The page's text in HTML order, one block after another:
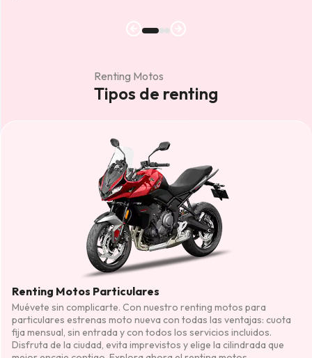
Renting Motos
Tipos de renting
Renting Motos Particulares
Muévete sin complicarte. Con nuestro renting motos para
particulares estrenas moto nueva con todas las ventajas: cuota
fija mensual, sin entrada y con todos los servicios incluidos.
Disfruta de la ciudad, evita imprevistos y elige la cilindrada que